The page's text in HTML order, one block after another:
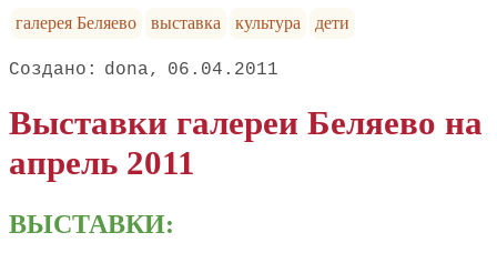
галерея Беляево
выставка культура дети
dona 06.04.2011
Выставки галереи Беляево на
апрель 2011
ВЫСТАВКИ: